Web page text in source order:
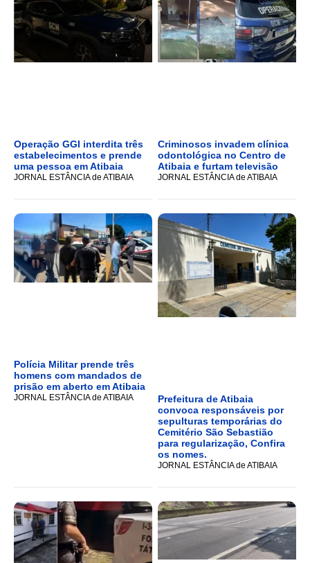
Operação GGI interdita três
estabelecimentos e prende
uma pessoa em Atibaia
JORNAL ESTÂNCIA de ATIBAIA
Criminosos invadem clínica
odontológica no Centro de
Atibaia e furtam televisão
JORNAL ESTÂNCIA de ATIBAIA
Polícia Militar prende três
homens com mandados de
prisão em aberto em Atibaia
JORNAL ESTÂNCIA de ATIBAIA
Prefeitura de Atibaia
convoca responsáveis por
sepulturas temporárias do
Cemitério São Sebastião
para regularização, Confira
os nomes.
JORNAL ESTÂNCIA de ATIBAIA